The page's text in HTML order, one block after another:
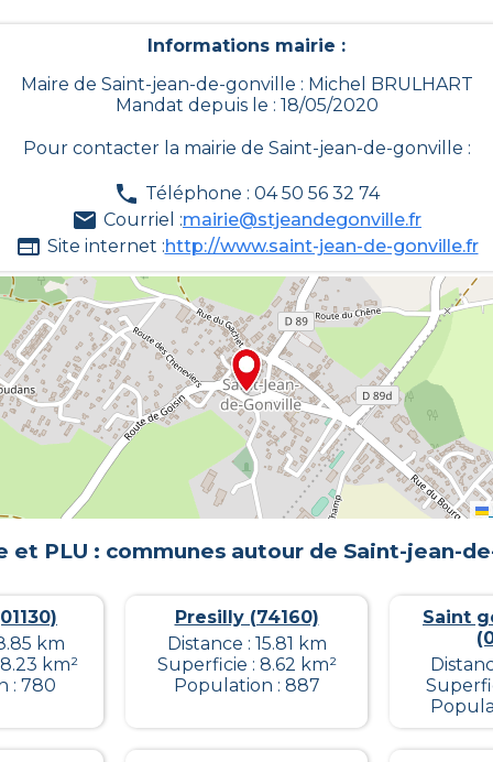
Informations mairie :
Maire de Saint-jean-de-gonville : Michel BRULHART
Mandat depuis le : 18/05/2020
Pour contacter la mairie de Saint-jean-de-gonville :
Téléphone : 04 50 56 32 74
Courriel :mairie@stjeandegonville.fr
Site internet :http://www.saint-jean-de-gonville.fr
et PLU : communes autour de Saint-jean-
km
km²
: 780
Presilly (74160)
Distance : 15.81 km
Superficie : 8.62 km²
Population : 887
Saint